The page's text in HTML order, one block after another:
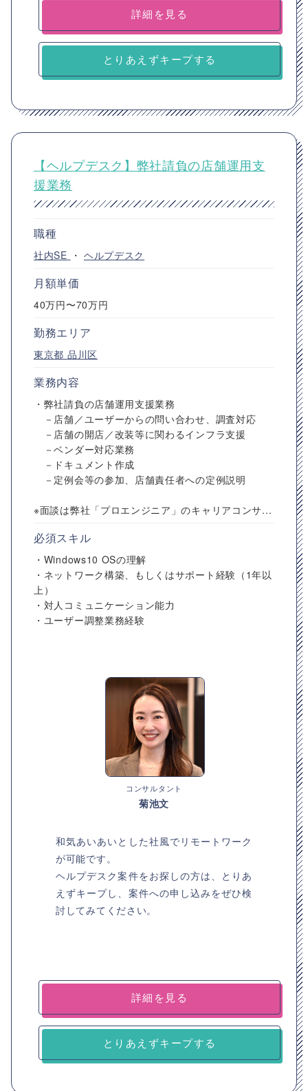
詳細を見る
とりあえずキープする
【ヘルプデスク】弊社請負の店舗運用支
援業務
職種
社内SE ・ ヘルプデスク
月額単価
40万円〜70万円
勤務エリア
東京都 品川区
業務内容
・弊社請負の店舗運用支援業務
－店舗／ユーザーからの問い合わせ、調査対応
－店舗の開店／改装等に関わるインフラ支援
－ベンダー対応業務
－ドキュメント作成
－定例会等の参加、店舗責任者への定例説明
※面談は弊社「プロエンジニア」のキャリアコンサ...
必須スキル
・Windows10 OSの理解
・ネットワーク構築、もしくはサポート経験（1年以
上）
・対人コミュニケーション能力
・ユーザー調整業務経験
コンサルタント
菊池文
和気あいあいとした社風でリモートワーク
が可能です。
ヘルプデスク案件をお探しの方は、とりあ
えずキープし、案件への申し込みをぜひ検
討してみてください。
詳細を見る
とりあえずキープする